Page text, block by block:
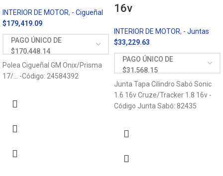
INTERIOR DE MOTOR, - Cigueñal
$179,419.09
Polea Cigueñal GM Onix/Prisma
17/… -Código: 24584392
16v
INTERIOR DE MOTOR, - Juntas
$33,229.63
Junta Tapa Cilindro Sabó Sonic
1.6 16v Cruze/Tracker 1.8 16v -
Código Junta Sabó: 82435